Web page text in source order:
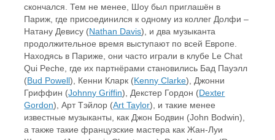
скончался. Тем не менее, Шоу был приглашён в
Париж, где присоединился к одному из коллег Долфи –
Натану Девису (Nathan Davis), и два музыканта
продолжительное время выступают по всей Европе.
Находясь в Париже, они часто играли в клубе Le Chat
Qui Peche, где их партнёрами становились Бад Пауэлл
(Bud Powell), Кенни Кларк (Kenny Clarke), Джонни
Гриффин (Johnny Griffin), Декстер Гордон (Dexter
Gordon), Арт Тэйлор (Art Taylor), и такие менее
известные музыканты, как Джон Бодвин (John Bodwin),
а также такие французские мастера как Жан-Луи